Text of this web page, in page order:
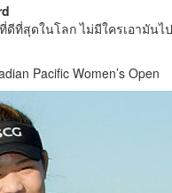
ดีที่สุดในโลก ไม่มีใครเอามั
Pacific Women’s Open